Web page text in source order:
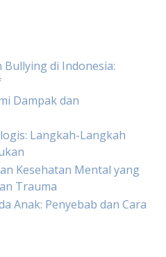
di Indonesia:
Dampak dan
Langkah-Langkah
Kesehatan Mental yang
Trauma
Anak: Penyebab dan Cara